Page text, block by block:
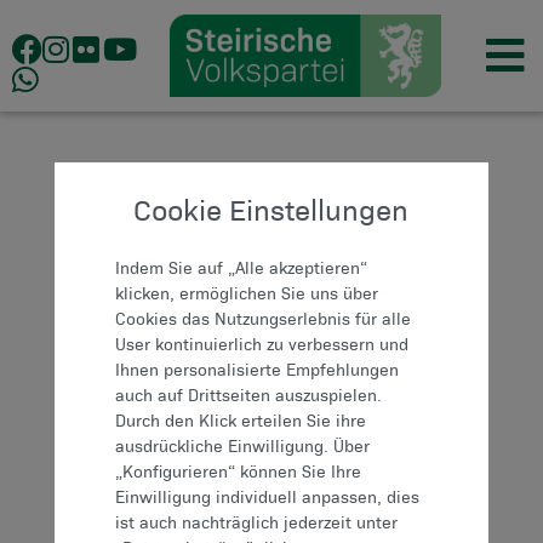
Cookie Einstellungen
Indem Sie auf „Alle akzeptieren“
klicken, ermöglichen Sie uns über
Cookies das Nutzungserlebnis für alle
User kontinuierlich zu verbessern und
Ihnen personalisierte Empfehlungen
auch auf Drittseiten auszuspielen.
Durch den Klick erteilen Sie ihre
ausdrückliche Einwilligung. Über
„Konfigurieren“ können Sie Ihre
Einwilligung individuell anpassen, dies
ist auch nachträglich jederzeit unter